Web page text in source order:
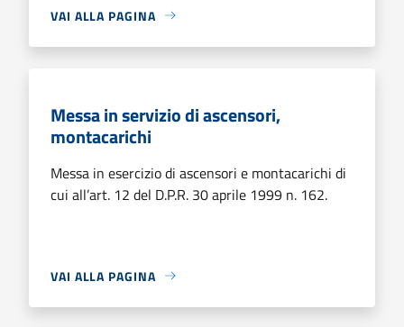
VAI ALLA PAGINA
Messa in servizio di ascensori,
montacarichi
Messa in esercizio di ascensori e montacarichi di
cui all’art. 12 del D.P.R. 30 aprile 1999 n. 162.
VAI ALLA PAGINA